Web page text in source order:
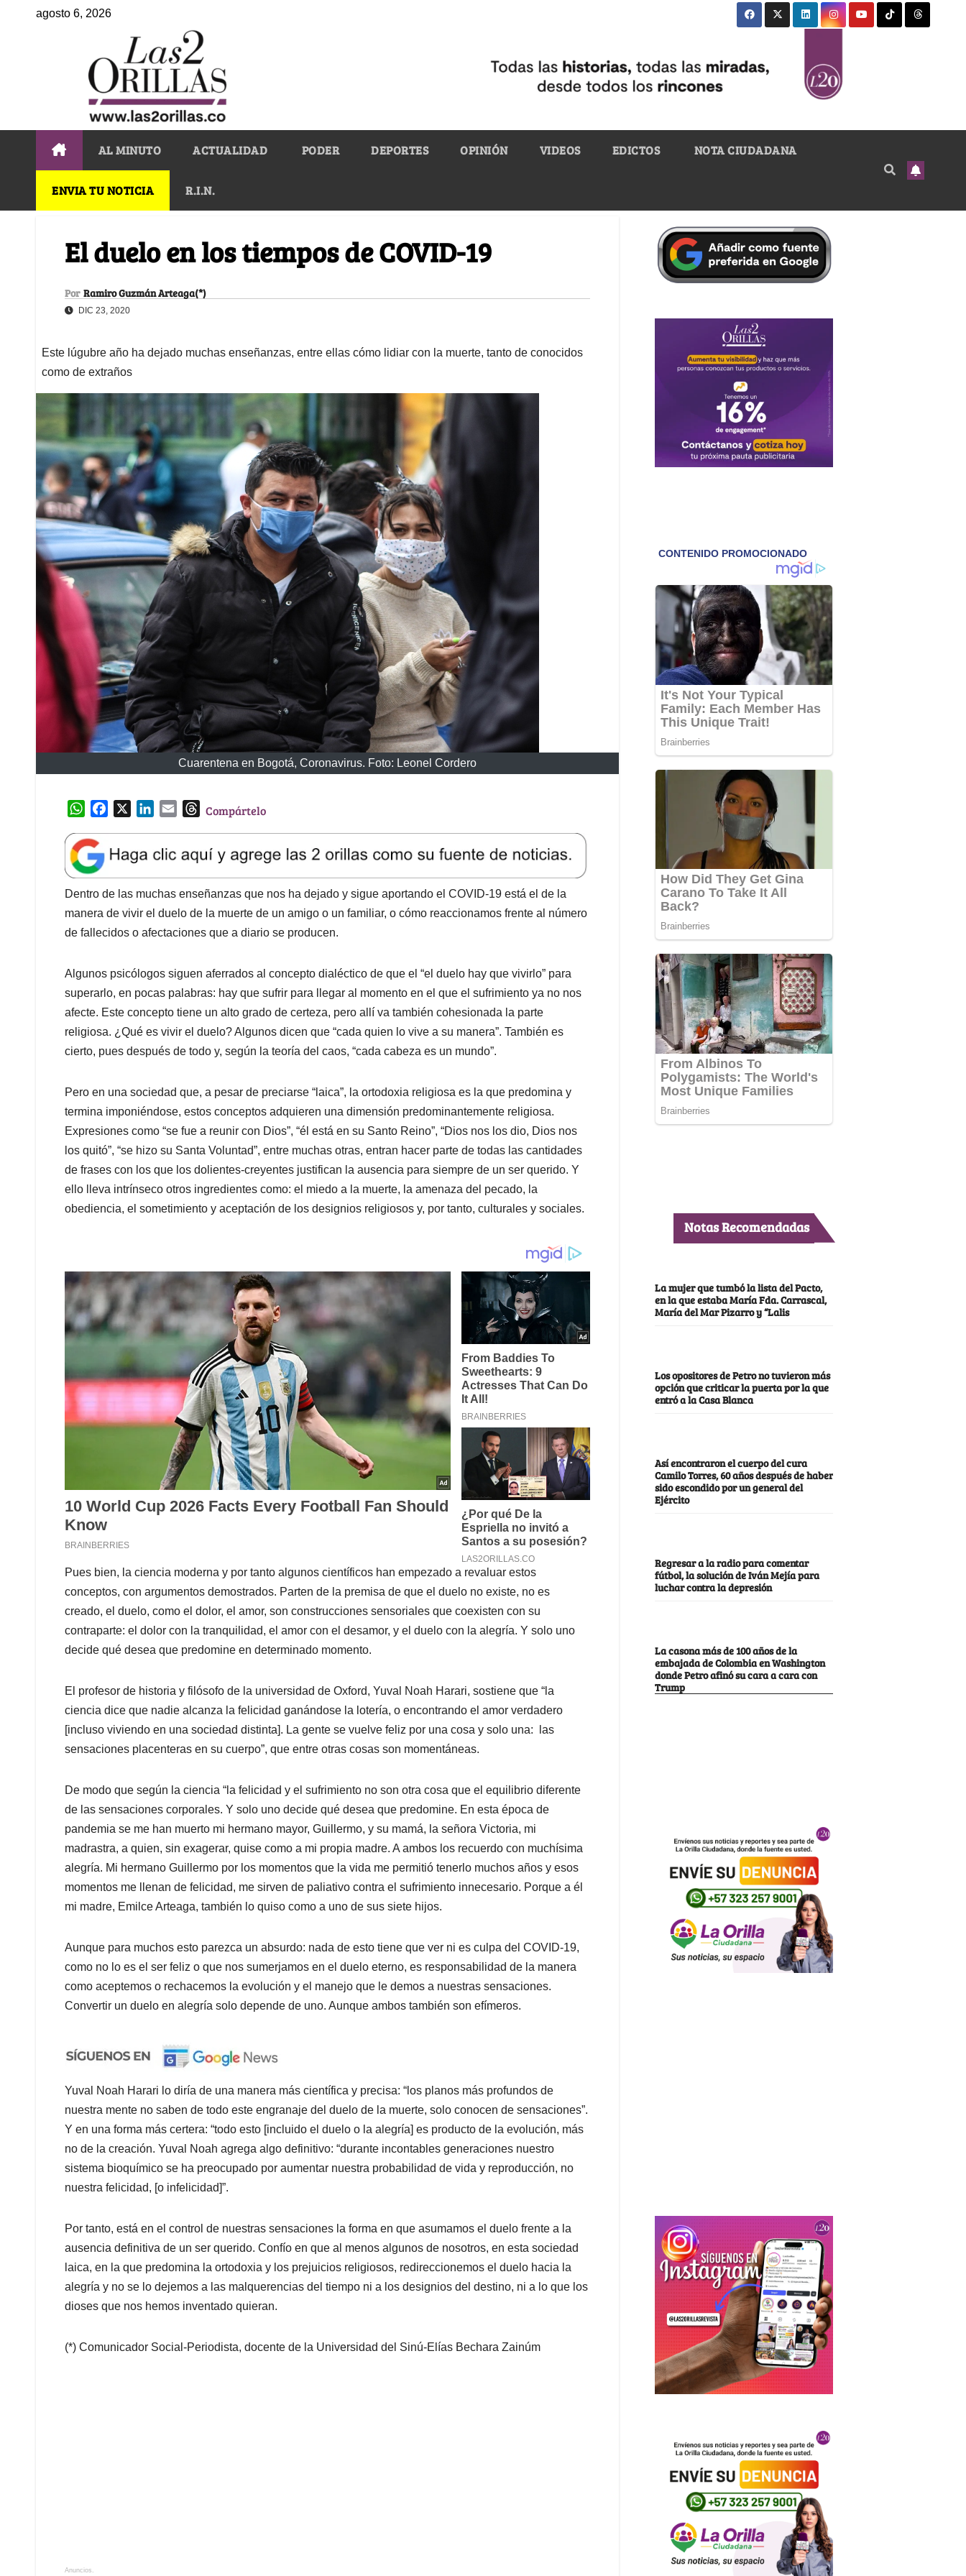
agosto 6, 2026
AL MINUTO ACTUALIDAD PODER DEPORTES OPINIÓN VIDEOS EDICTOS NOTA CIUDADANA
ENVIA TU NOTICIA R.I.N.
El duelo en los tiempos de COVID-19
Por Ramiro Guzmán Arteaga(*)
DIC 23, 2020
Este lúgubre año ha dejado muchas enseñanzas, entre ellas cómo lidiar con la muerte, tanto de conocidos
como de extraños
Cuarentena en Bogotá, Coronavirus. Foto: Leonel Cordero
W
a
t
s
A
p
p
e
b
o
o
k
k
e
d
I
n
l
T
e
a
d
s
Compártelo
Dentro de las muchas enseñanzas que nos ha dejado y sigue aportando el COVID-19 está el de la
manera de vivir el duelo de la muerte de un amigo o un familiar, o cómo reaccionamos frente al número
de fallecidos o afectaciones que a diario se producen.
Algunos psicólogos siguen aferrados al concepto dialéctico de que el “el duelo hay que vivirlo” para
superarlo, en pocas palabras: hay que sufrir para llegar al momento en el que el sufrimiento ya no nos
afecte. Este concepto tiene un alto grado de certeza, pero allí va también cohesionada la parte
religiosa. ¿Qué es vivir el duelo? Algunos dicen que “cada quien lo vive a su manera”. También es
cierto, pues después de todo y, según la teoría del caos, “cada cabeza es un mundo”.
Pero en una sociedad que, a pesar de preciarse “laica”, la ortodoxia religiosa es la que predomina y
termina imponiéndose, estos conceptos adquieren una dimensión predominantemente religiosa.
Expresiones como “se fue a reunir con Dios”, “él está en su Santo Reino”, “Dios nos los dio, Dios nos
los quitó”, “se hizo su Santa Voluntad”, entre muchas otras, entran hacer parte de todas las cantidades
de frases con los que los dolientes-creyentes justifican la ausencia para siempre de un ser querido. Y
ello lleva intrínseco otros ingredientes como: el miedo a la muerte, la amenaza del pecado, la
obediencia, el sometimiento y aceptación de los designios religiosos y, por tanto, culturales y sociales.
Pues bien, la ciencia moderna y por tanto algunos científicos han empezado a revaluar estos
conceptos, con argumentos demostrados. Parten de la premisa de que el duelo no existe, no es
creado, el duelo, como el dolor, el amor, son construcciones sensoriales que coexisten con su
contraparte: el dolor con la tranquilidad, el amor con el desamor, y el duelo con la alegría. Y solo uno
decide qué desea que predomine en determinado momento.
El profesor de historia y filósofo de la universidad de Oxford, Yuval Noah Harari, sostiene que “la
ciencia dice que nadie alcanza la felicidad ganándose la lotería, o encontrando el amor verdadero
[incluso viviendo en una sociedad distinta]. La gente se vuelve feliz por una cosa y solo una: las
sensaciones placenteras en su cuerpo”, que entre otras cosas son momentáneas.
De modo que según la ciencia “la felicidad y el sufrimiento no son otra cosa que el equilibrio diferente
de las sensaciones corporales. Y solo uno decide qué desea que predomine. En esta época de
pandemia se me han muerto mi hermano mayor, Guillermo, y su mamá, la señora Victoria, mi
madrastra, a quien, sin exagerar, quise como a mi propia madre. A ambos los recuerdo con muchísima
alegría. Mi hermano Guillermo por los momentos que la vida me permitió tenerlo muchos años y esos
momentos me llenan de felicidad, me sirven de paliativo contra el sufrimiento innecesario. Porque a él
mi madre, Emilce Arteaga, también lo quiso como a uno de sus siete hijos.
Aunque para muchos esto parezca un absurdo: nada de esto tiene que ver ni es culpa del COVID-19,
como no lo es el ser feliz o que nos sumerjamos en el duelo eterno, es responsabilidad de la manera
como aceptemos o rechacemos la evolución y el manejo que le demos a nuestras sensaciones.
Convertir un duelo en alegría solo depende de uno. Aunque ambos también son efímeros.
Yuval Noah Harari lo diría de una manera más científica y precisa: “los planos más profundos de
nuestra mente no saben de todo este engranaje del duelo de la muerte, solo conocen de sensaciones”.
Y en una forma más certera: “todo esto [incluido el duelo o la alegría] es producto de la evolución, más
no de la creación. Yuval Noah agrega algo definitivo: “durante incontables generaciones nuestro
sistema bioquímico se ha preocupado por aumentar nuestra probabilidad de vida y reproducción, no
nuestra felicidad, [o infelicidad]”.
Por tanto, está en el control de nuestras sensaciones la forma en que asumamos el duelo frente a la
ausencia definitiva de un ser querido. Confío en que al menos algunos de nosotros, en esta sociedad
laica, en la que predomina la ortodoxia y los prejuicios religiosos, redireccionemos el duelo hacia la
alegría y no se lo dejemos a las malquerencias del tiempo ni a los designios del destino, ni a lo que los
dioses que nos hemos inventado quieran.
(*) Comunicador Social-Periodista, docente de la Universidad del Sinú-Elías Bechara Zainúm
Anuncios.
Notas Recomendadas
La mujer que tumbó la lista del Pacto,
en la que estaba María Fda. Carrascal,
María del Mar Pizarro y “Lalis
Los opositores de Petro no tuvieron más
opción que criticar la puerta por la que
entró a la Casa Blanca
Así encontraron el cuerpo del cura
Camilo Torres, 60 años después de haber
sido escondido por un general del
Ejército
Regresar a la radio para comentar
fútbol, la solución de Iván Mejía para
luchar contra la depresión
La casona más de 100 años de la
embajada de Colombia en Washington
donde Petro afinó su cara a cara con
Trump